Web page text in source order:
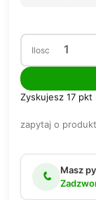
Ilosc
Zyskujesz 17 pkt
zapytaj o produkt
Masz